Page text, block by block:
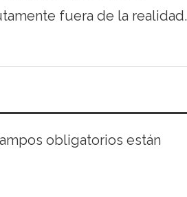
fuera de la realidad.
obligatorios están